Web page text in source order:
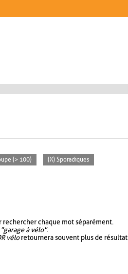
(> 100) (X) Sporadiques
chaque mot séparément.
"garage à vélo".
véloretournera souvent plus de résultat